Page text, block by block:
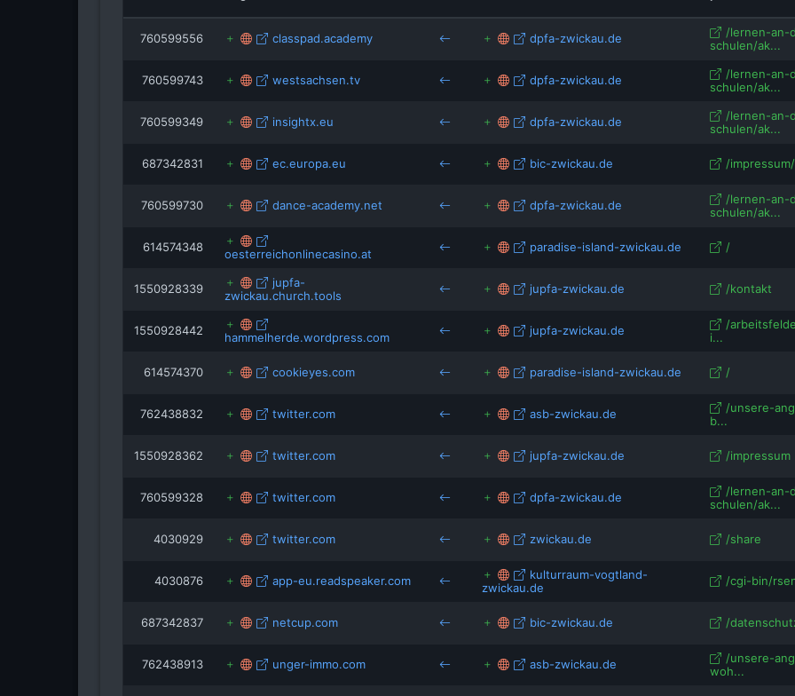
760599556 classpad.academy dpfa-zwickau.de
/lernen-an-
schulen/ak...
760599743 westsachsen.tv dpfa-zwickau.de
/lernen-an-
schulen/ak...
760599349 insightx.eu dpfa-zwickau.de
/lernen-an-
schulen/ak...
687342831 ec.europa.eu bic-zwickau.de /impressum/
760599730 dance-academy.net dpfa-zwickau.de
/lernen-an-
schulen/ak...
614574348 oesterreichonlinecasino.at paradise-island-zwickau.de /
1550928339
jupfa-
zwickau.church.tools
jupfa-zwickau.de /kontakt
1550928442 hammelherde.wordpress.com jupfa-zwickau.de
/
i...
614574370 cookieyes.com paradise-island-zwickau.de /
762438832 twitter.com asb-zwickau.de
/unsere-
b...
1550928362 twitter.com jupfa-zwickau.de /impressum
760599328 twitter.com dpfa-zwickau.de
/lernen-an-
schulen/ak...
4030929 twitter.com zwickau.de /share
4030876 app-eu.readspeaker.com
kulturraum-vogtland-
zwickau.de
/cgi-bin/
687342837 netcup.com bic-zwickau.de /
762438913 unger-immo.com asb-zwickau.de
/unsere-
woh...